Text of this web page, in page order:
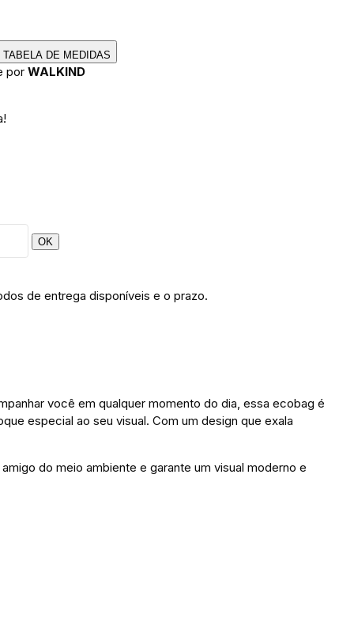
TABELA DE MEDIDAS
por WALKIND
OK
de entrega disponíveis e o prazo.
você em qualquer momento do dia, essa ecobag é
especial ao seu visual. Com um design que exala
do meio ambiente e garante um visual moderno e